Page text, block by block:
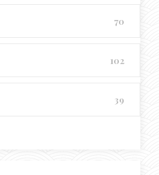
70
102
39